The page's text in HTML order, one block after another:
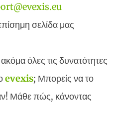
σελίδα μας
όλες τις δυνατότητες
evexis; Μπορείς να το
Μάθε πώς, κάνοντας